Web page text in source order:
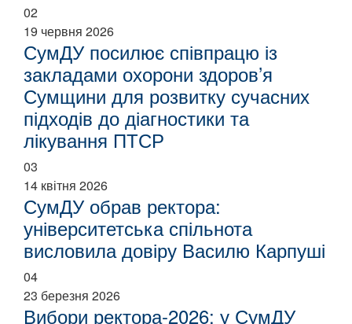
02
19 червня 2026
СумДУ посилює співпрацю із
закладами охорони здоров’я
Сумщини для розвитку сучасних
підходів до діагностики та
лікування ПТСР
03
14 квітня 2026
СумДУ обрав ректора:
університетська спільнота
висловила довіру Василю Карпуші
04
23 березня 2026
Вибори ректора-2026: у СумДУ